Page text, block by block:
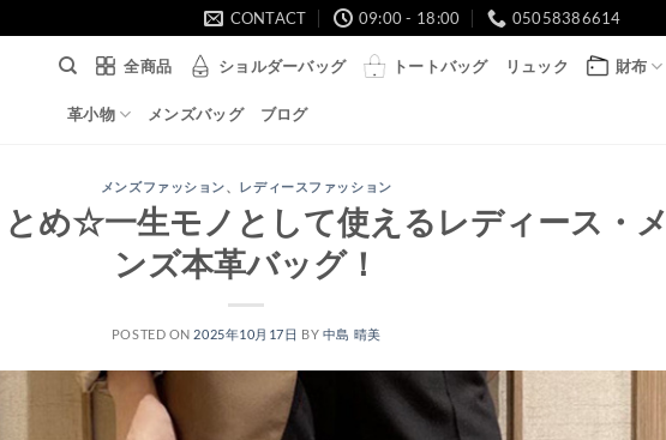
CONTACT 09:00 - 18:00 05058386614
全商品 ショルダーバッグ トートバッグ リュック 財布
革小物 メンズバッグ ブログ
メンズファッション、 レディースファッション
とめ☆一生モノとして使えるレディース・メ
ンズ本革バッグ！
POSTED ON 2025年10月17日 BY 中島 晴美